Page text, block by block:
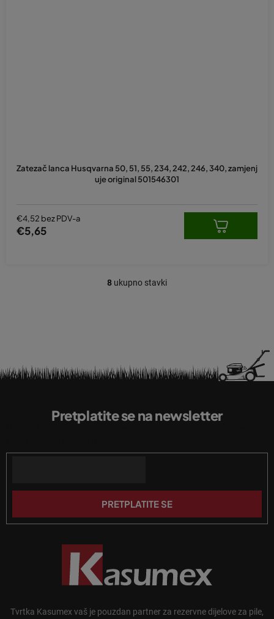
Zatezač lanca Husqvarna 50, 51, 55, 234, 242, 246, 340, zamjenj
uje original 501546301
€4,52 bez PDV-a
€5,65
K
l
e
s
a
a
8 ukupno stavki
o
Tvrtka Kasumex vaš je pouzdan partner za rezervne dijelove za pile,
Pretplatite se na newsletter
PRETPLATITE SE